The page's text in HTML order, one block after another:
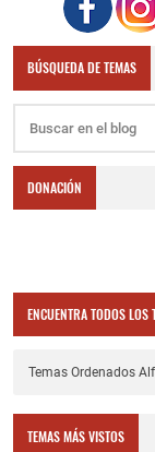
BÚSQUEDA DE TEMAS
DONACIÓN
ENCUENTRA TODOS LOS
Temas Ordenados
TEMAS MÁS VISTOS